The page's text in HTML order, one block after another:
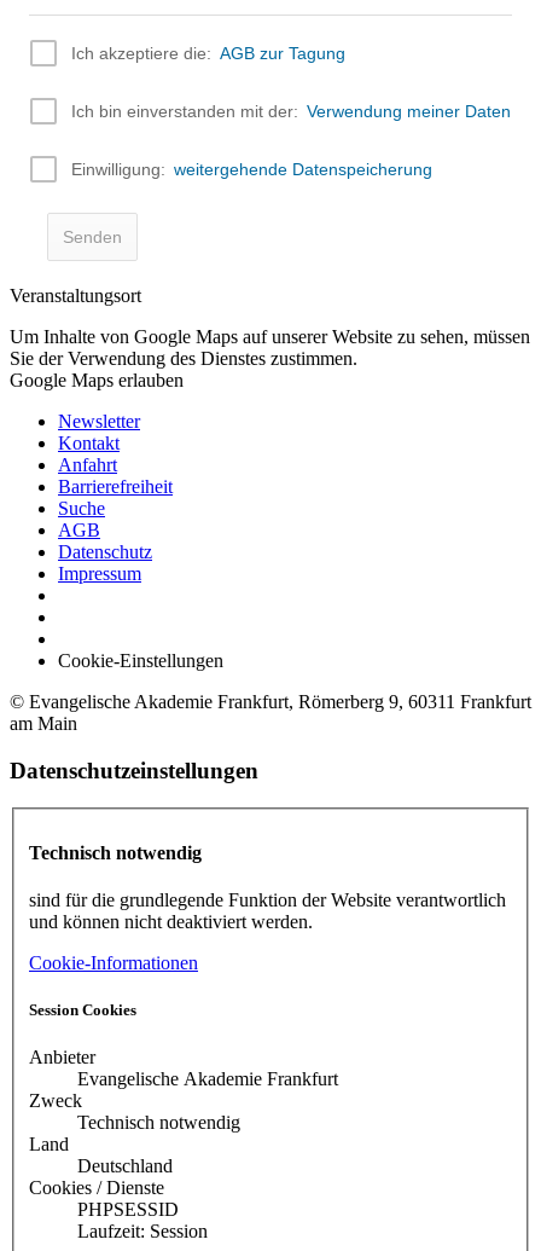
Veranstaltungsort
Um Inhalte von Google Maps auf unserer Website zu sehen, müssen
Sie der Verwendung des Dienstes zustimmen.
Google Maps erlauben
Newsletter
Kontakt
Anfahrt
Barrierefreiheit
Suche
AGB
Datenschutz
Impressum
Cookie-Einstellungen
© Evangelische Akademie Frankfurt, Römerberg 9, 60311 Frankfurt
am Main
Datenschutzeinstellungen
Technisch notwendig
sind für die grundlegende Funktion der Website verantwortlich
und können nicht deaktiviert werden.
Cookie-Informationen
Session Cookies
Anbieter
Evangelische Akademie Frankfurt
Zweck
Technisch notwendig
Land
Deutschland
Cookies / Dienste
PHPSESSID
Laufzeit: Session